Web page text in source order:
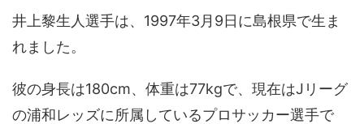
井上黎生人選手は、1997年3月9日に島根県で生ま
れました。
彼の身長は180cm、体重は77kgで、現在はJリーグ
の浦和レッズに所属しているプロサッカー選手で